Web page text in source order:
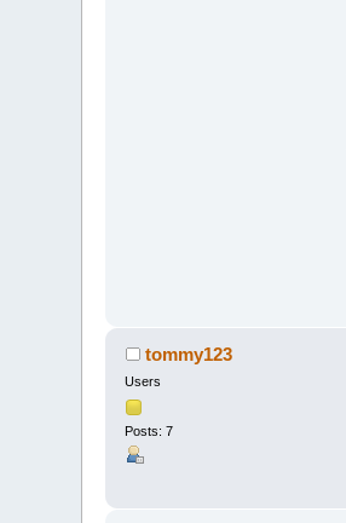
tommy123
Users
Posts: 7